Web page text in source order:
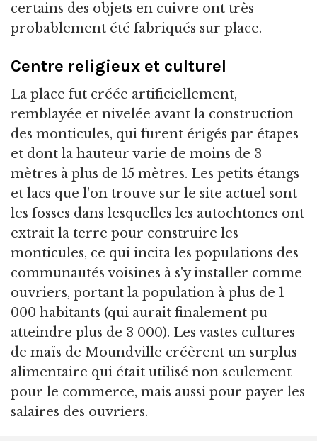
certains des objets en cuivre ont très
probablement été fabriqués sur place.
Centre religieux et culturel
La place fut créée artificiellement,
remblayée et nivelée avant la construction
des monticules, qui furent érigés par étapes
et dont la hauteur varie de moins de 3
mètres à plus de 15 mètres. Les petits étangs
et lacs que l'on trouve sur le site actuel sont
les fosses dans lesquelles les autochtones ont
extrait la terre pour construire les
monticules, ce qui incita les populations des
communautés voisines à s'y installer comme
ouvriers, portant la population à plus de 1
000 habitants (qui aurait finalement pu
atteindre plus de 3 000). Les vastes cultures
de maïs de Moundville créèrent un surplus
alimentaire qui était utilisé non seulement
pour le commerce, mais aussi pour payer les
salaires des ouvriers.